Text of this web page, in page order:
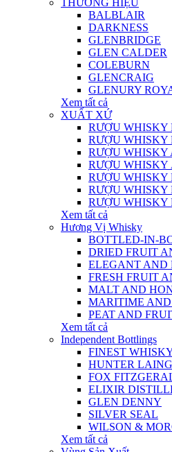
THƯƠNG HIỆU
BALBLAIR
DARKNESS
GLENBRIDGE
GLEN CALDER
COLEBURN
GLENCRAIG
GLENURY
Xem tất cả
XUẤT XỨ
RƯỢU WHISKY
RƯỢU WHISKY
RƯỢU WHISKY
RƯỢU WHISKY
RƯỢU WHISKY
RƯỢU WHISKY
RƯỢU WHISKY
Xem tất cả
Hương Vị Whisky
BOTTLED-IN-
DRIED FRUIT
ELEGANT AND
FRESH FRUIT
MALT AND
MARITIME
PEAT AND
Xem tất cả
Independent Bottlings
FINEST
HUNTER LAING
FOX
ELIXIR
GLEN DENNY
SILVER SEAL
WILSON &
Xem tất cả